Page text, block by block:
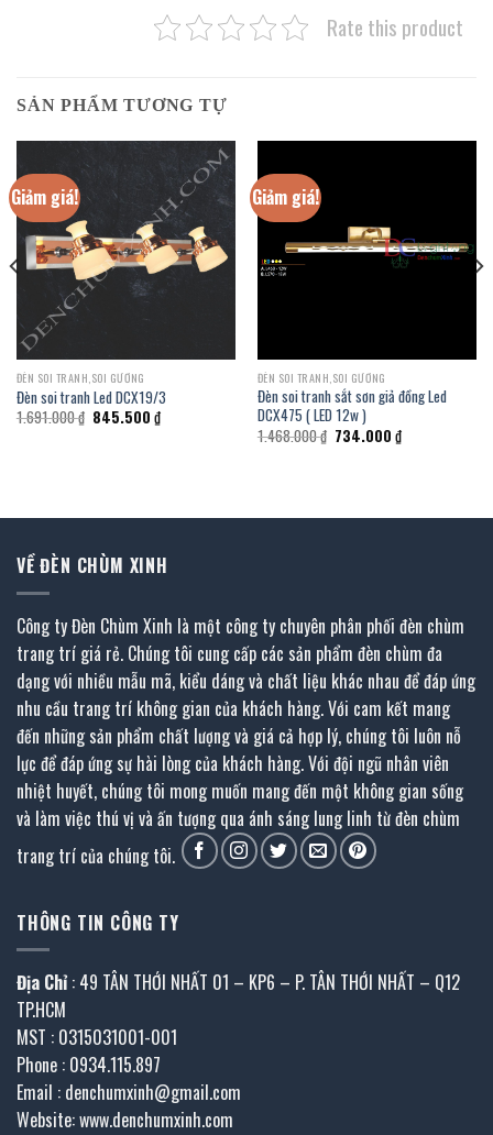
Rate this product
SẢN PHẨM TƯƠNG TỰ
Giảm giá!
ĐÈN SOI TRANH,SOI GƯƠNG
Đèn soi tranh Led DCX19/3
1.691.000₫ Giá
gốc
845.500 ₫Giá
hiện
Giảm giá!
ĐÈN SOI TRANH,SOI GƯƠNG
Đèn soi tranh sắt sơn giả đồng Led
DCX475 ( LED 12w )
1.468.000₫ Giá
gốc
734.000 ₫Giá
hiện
VỀ ĐÈN CHÙM XINH
Công ty Đèn Chùm Xinh là một công ty chuyên phân phối đèn chùm
trang trí giá rẻ. Chúng tôi cung cấp các sản phẩm đèn chùm đa
dạng với nhiều mẫu mã, kiểu dáng và chất liệu khác nhau để đáp ứng
nhu cầu trang trí không gian của khách hàng. Với cam kết mang
đến những sản phẩm chất lượng và giá cả hợp lý, chúng tôi luôn nỗ
lực để đáp ứng sự hài lòng của khách hàng. Với đội ngũ nhân viên
nhiệt huyết, chúng tôi mong muốn mang đến một không gian sống
và làm việc thú vị và ấn tượng qua ánh sáng lung linh từ đèn chùm
trang trí của chúng tôi.
THÔNG TIN CÔNG TY
Địa Chỉ : 49 TÂN THỚI NHẤT 01 – KP6 – P. TÂN THỚI NHẤT – Q12
TP.HCM
MST : 0315031001-001
Phone : 0934.115.897
Email : denchumxinh@gmail.com
Website: www.denchumxinh.com